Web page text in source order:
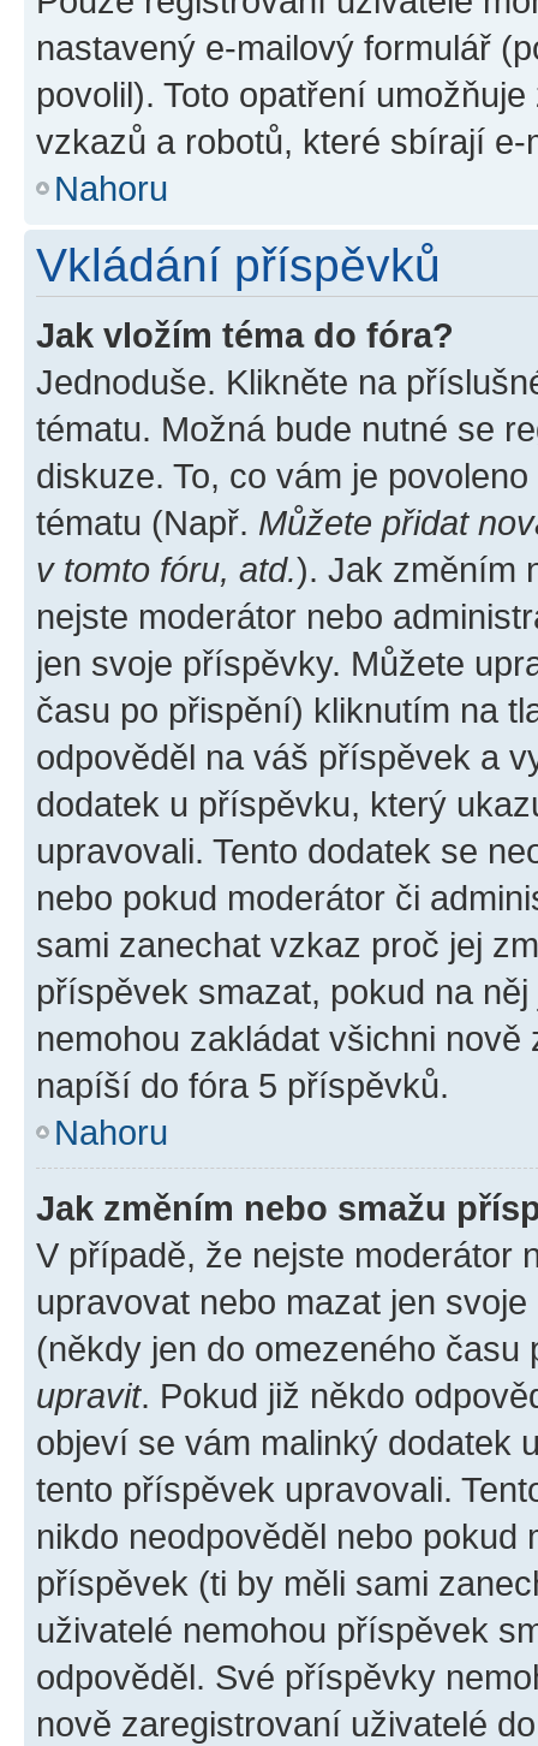
nastavený e-mailový formulář
povolil). Toto opatření
vzkazů a robotů, které sbírají e-
Nahoru
Vkládání příspěvků
Jak vložím téma do fóra?
Jednoduše. Klikněte na
tématu. Možná bude nutné se
diskuze. To, co vám je
tématu (Např. Můžete přidat
v tomto fóru, atd.). Jak změním
nejste moderátor nebo
jen svoje příspěvky. Můžete
času po přispění) kliknutím na
odpověděl na váš příspěvek a
dodatek u příspěvku, který
upravovali. Tento dodatek se
nebo pokud moderátor či
sami zanechat vzkaz proč jej
příspěvek smazat, pokud na
nemohou zakládat všichni
napíší do fóra 5 příspěvků.
Nahoru
Jak změním nebo smažu
V případě, že nejste moderátor
upravovat nebo mazat jen
(někdy jen do omezeného
upravit. Pokud již někdo
objeví se vám malinký dodatek
tento příspěvek upravovali.
nikdo neodpověděl nebo pokud
příspěvek (ti by měli sami
uživatelé nemohou příspěvek
odpověděl. Své příspěvky
nově zaregistrovaní uživatelé